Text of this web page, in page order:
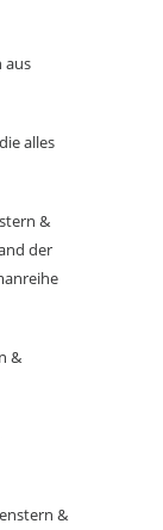
aus
alles
&
der
&
&